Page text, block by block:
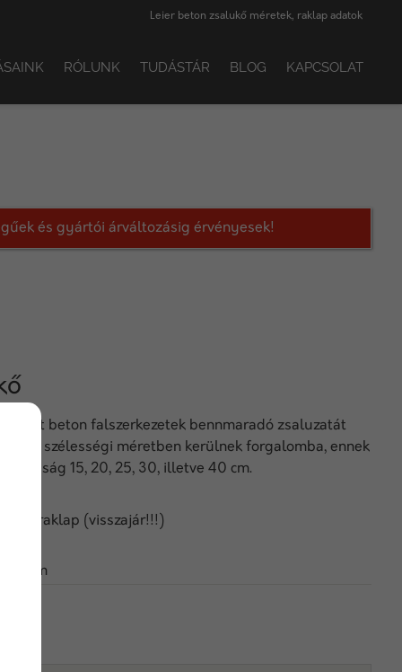
Leier beton zsalukő méretek, raklap adatok
RÓLUNK TUDÁSTÁR BLOG KAPCSOLAT
és gyártói árváltozásig érvényesek!
beton falszerkezetek bennmaradó zsaluzatát
szélességi méretben kerülnek forgalomba, ennek
15, 20, 25, 30, illetve 40 cm.
/ raklap (visszajár!!!)